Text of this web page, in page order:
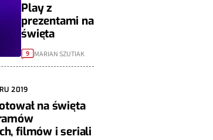
Play z
prezentami na
święta
9 MARIAN SZUTIAK
2019
na święta
filmów i seriali